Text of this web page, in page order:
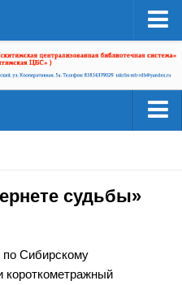
судьбы»
по Сибирскому
короткометражный